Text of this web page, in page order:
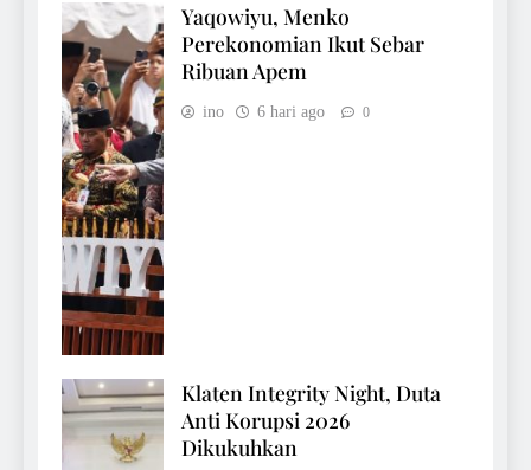
Yaqowiyu, Menko
Perekonomian Ikut Sebar
Ribuan Apem
ino 6 hari ago 0
Klaten Integrity Night, Duta
Anti Korupsi 2026
Dikukuhkan